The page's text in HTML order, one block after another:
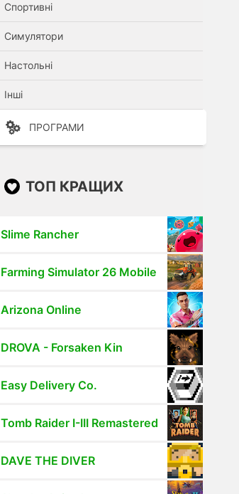
Спортивні
Симулятори
Настольні
Інші
ПРОГРАМИ
ТОП КРАЩИХ
Slime Rancher
Farming Simulator 26 Mobile
Arizona Online
DROVA - Forsaken Kin
Easy Delivery Co.
Tomb Raider I-III Remastered
DAVE THE DIVER